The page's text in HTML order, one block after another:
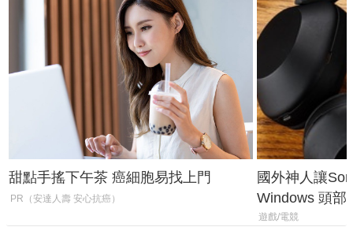
甜點手搖下午茶 癌細胞易找上門
PR（安達人壽 安心抗癌）
國外神人讓
Windows 頭部
飛行超有感
遊戲/電競